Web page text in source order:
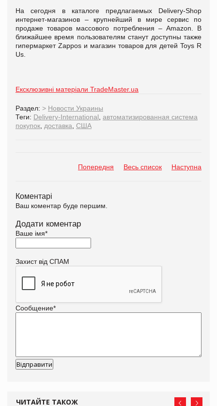
На сегодня в каталоге предлагаемых Delivery-Shop
интернет-магазинов – крупнейший в мире сервис по
продаже товаров массового потребления – Amazon. В
ближайшее время пользователям станут доступны также
гипермаркет Zappos и магазин товаров для детей Toys R
Us.
Ексклюзивні матеріали TradeMaster.ua
Раздел: > Новости Украины
Теги: Delivery-International автоматизированная система
покупок доставка США
Попередня Весь список Наступна
Коментарі
Ваш коментар буде першим.
Додати коментар
Ваше імя*
Захист від СПАМ
Сообщение*
ЧИТАЙТЕ ТАКОЖ